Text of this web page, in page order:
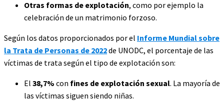
Otras formas de explotación, como por ejemplo la
celebración de un matrimonio forzoso.
Según los datos proporcionados por el Informe Mundial sobre
la Trata de Personas de 2022de UNODC, el porcentaje de las
víctimas de trata según el tipo de explotación son:
El 38,7% con fines de explotación sexual. La mayoría de
las víctimas siguen siendo niñas.